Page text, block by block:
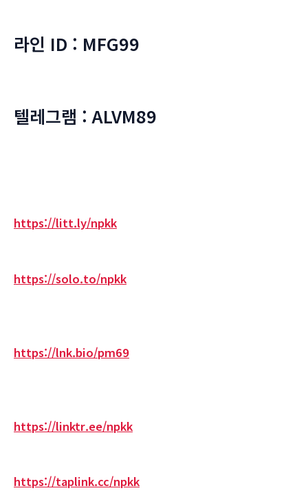
라인 ID : MFG99
텔레그램 : ALVM89
https://litt.ly/npkk
https://solo.to/npkk
https://lnk.bio/pm69
https://linktr.ee/npkk
https://taplink.cc/npkk